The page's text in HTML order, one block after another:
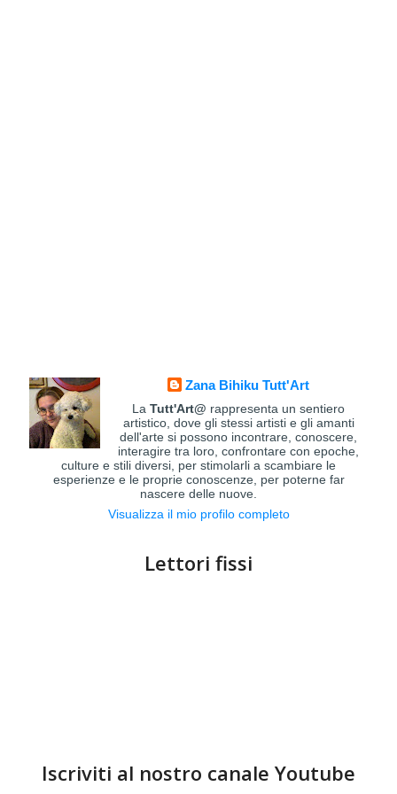
Zana Bihiku Tutt'Art
LaTutt'Art@ rappresenta un sentiero
artistico, dove gli stessi artisti e gli amanti
dell'arte si possono incontrare, conoscere,
interagire tra loro, confrontare con epoche,
culture e stili diversi, per stimolarli a scambiare le
esperienze e le proprie conoscenze, per poterne far
nascere delle nuove.
Visualizza il mio profilo completo
Lettori fissi
Iscriviti al nostro canale Youtube